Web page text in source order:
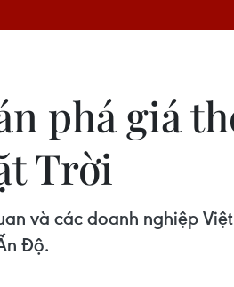
phá giá
Trời
và các doanh nghiệp
Độ.